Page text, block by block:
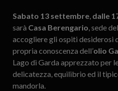
Sabato 13 settembre, dalle
sarà Casa Berengario, sede
accogliere gli ospiti desiderosi
propria conoscenza dell’olio
Lago di Garda apprezzato per
delicatezza, equilibrio ed il
mandorla.